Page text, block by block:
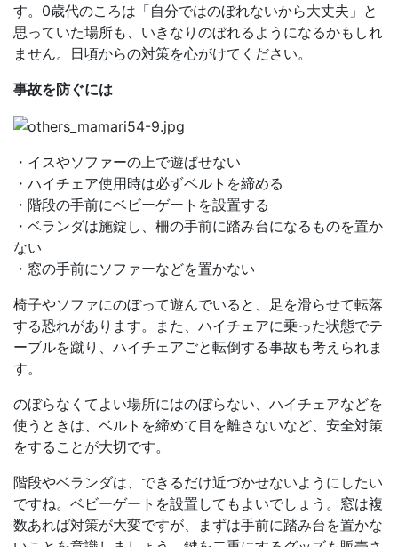
す。0歳代のころは「自分ではのぼれないから大丈夫」と
思っていた場所も、いきなりのぼれるようになるかもしれ
ません。日頃からの対策を心がけてください。
事故を防ぐには
・イスやソファーの上で遊ばせない
・ハイチェア使用時は必ずベルトを締める
・階段の手前にベビーゲートを設置する
・ベランダは施錠し、柵の手前に踏み台になるものを置か
ない
・窓の手前にソファーなどを置かない
椅子やソファにのぼって遊んでいると、足を滑らせて転落
する恐れがあります。また、ハイチェアに乗った状態でテ
ーブルを蹴り、ハイチェアごと転倒する事故も考えられま
す。
のぼらなくてよい場所にはのぼらない、ハイチェアなどを
使うときは、ベルトを締めて目を離さないなど、安全対策
をすることが大切です。
階段やベランダは、できるだけ近づかせないようにしたい
ですね。ベビーゲートを設置してもよいでしょう。窓は複
数あれば対策が大変ですが、まずは手前に踏み台を置かな